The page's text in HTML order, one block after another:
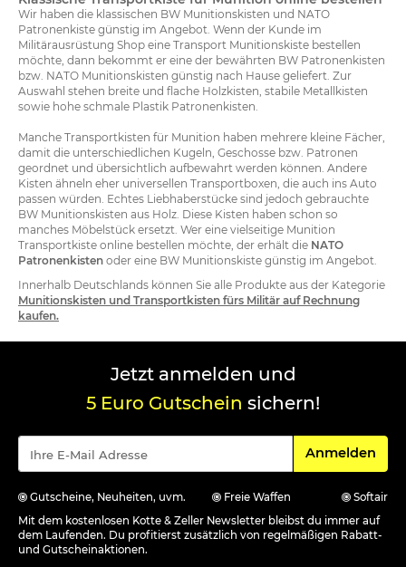
Wir haben die klassischen BW Munitionskisten und NATO
Patronenkiste günstig im Angebot. Wenn der Kunde im
Militärausrüstung Shop eine Transport Munitionskiste bestellen
möchte, dann bekommt er eine der bewährten BW Patronenkisten
bzw. NATO Munitionskisten günstig nach Hause geliefert. Zur
Auswahl stehen breite und flache Holzkisten, stabile Metallkisten
sowie hohe schmale Plastik Patronenkisten.
Manche Transportkisten für Munition haben mehrere kleine Fächer,
damit die unterschiedlichen Kugeln, Geschosse bzw. Patronen
geordnet und übersichtlich aufbewahrt werden können. Andere
Kisten ähneln eher universellen Transportboxen, die auch ins Auto
passen würden. Echtes Liebhaberstücke sind jedoch gebrauchte
BW Munitionskisten aus Holz. Diese Kisten haben schon so
manches Möbelstück ersetzt. Wer eine vielseitige Munition
Transportkiste online bestellen möchte, der erhält die NATO
Patronenkisten oder eine BW Munitionskiste günstig im Angebot.
Innerhalb Deutschlands können Sie alle Produkte aus der Kategorie
Munitionskisten und Transportkisten fürs Militär auf Rechnung
kaufen.
Jetzt anmelden und
5 Euro Gutschein sichern!
Für den
Anmelden
Gutscheine, Neuheiten, uvm. Freie Waffen
Softair
Mit dem kostenlosen Kotte & Zeller Newsletter bleibst du immer auf
dem Laufenden. Du profitierst zusätzlich von regelmäßigen Rabatt-
und Gutscheinaktionen.